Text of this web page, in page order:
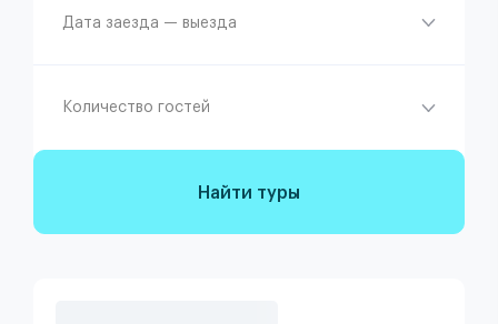
Дата заезда — выезда
Количество гостей
Найти туры